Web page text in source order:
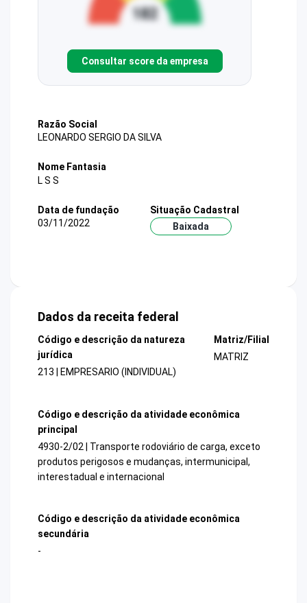
Consultar score da empresa
Razão Social
LEONARDO SERGIO DA SILVA
Nome Fantasia
L S S
Data de fundação
03/11/2022
Situação Cadastral
Baixada
Dados da receita federal
Código e descrição da natureza
jurídica
213 | EMPRESARIO (INDIVIDUAL)
Matriz/Filial
MATRIZ
Código e descrição da atividade econômica
principal
4930-2/02 | Transporte rodoviário de carga, exceto
produtos perigosos e mudanças, intermunicipal,
interestadual e internacional
Código e descrição da atividade econômica
secundária
-